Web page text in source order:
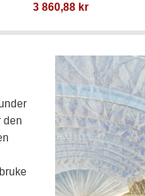
3 860,88kr
den